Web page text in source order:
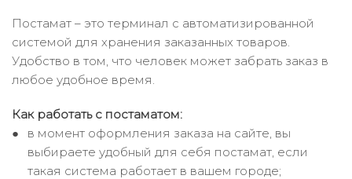
Постамат – это терминал с автоматизированной
системой для хранения заказанных товаров.
Удобство в том, что человек может забрать заказ в
любое удобное время.
Как работать с постаматом:
в момент оформления заказа на сайте, вы
выбираете удобный для себя постамат, если
такая система работает в вашем городе;